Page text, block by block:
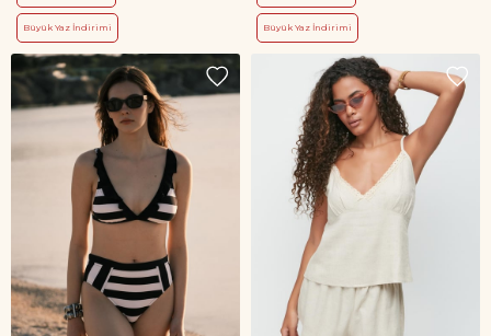
Büyük Yaz İndirimi Büyük Yaz İndirimi